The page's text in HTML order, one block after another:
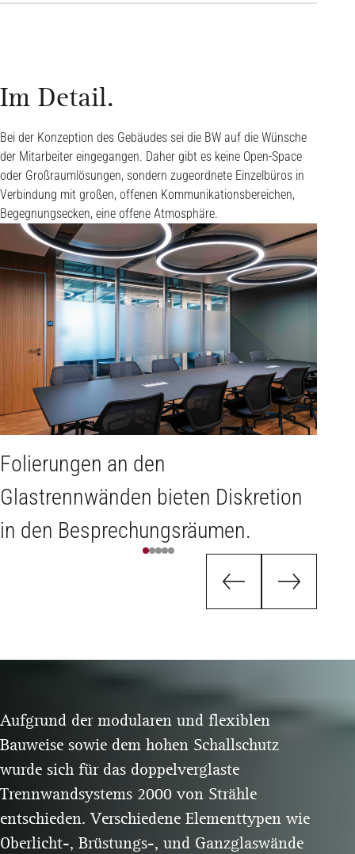
Im Detail.
Bei der Konzeption des Gebäudes sei die BW auf die Wünsche
der Mitarbeiter eingegangen. Daher gibt es keine Open-Space
oder Großraumlösungen, sondern zugeordnete Einzelbüros in
Verbindung mit großen, offenen Kommunikationsbereichen,
Begegnungsecken, eine offene Atmosphäre.
Folierungen an den
Glastrennwänden bieten Diskretion
in den Besprechungsräumen.
Aufgrund der modularen und flexiblen
Bauweise sowie dem hohen Schallschutz
wurde sich für das doppelverglaste
Trennwandsystems 2000 von Strähle
entschieden. Verschiedene Elementtypen wie
Oberlicht-, Brüstungs-, und Ganzglaswände